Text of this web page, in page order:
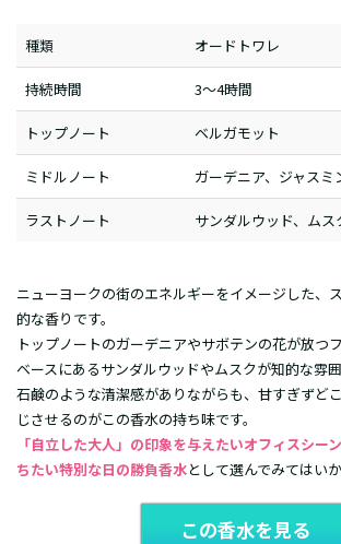
種類 オードトワレ
持続時間 3～4時間
トップノート ベルガモット
ミドルノート ガーデニア、ジャスミ
ラストノート サンダルウッド、ムス
ニューヨークの街のエネルギーをイメージした、
的な香りです。
トップノートのガーデニアやサボテンの花が放つ
ベースにあるサンダルウッドやムスクが知的な雰囲
石鹸のような清潔感がありながらも、甘すぎずど
じさせるのがこの香水の持ち味です。
「自立した大人」の印象を与えたいオフィスシー
ちたい特別な日の勝負香水として選んでみてはい
この香水を見る